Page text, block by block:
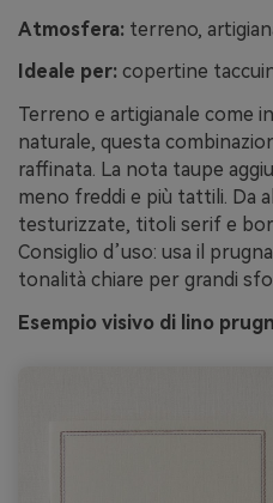
Atmosfera: terreno,
Ideale per: copertine
Terreno e artigianale come
naturale, questa
raffinata. La nota taupe
meno freddi e più tattili. Da
testurizzate, titoli serif e
Consiglio d’uso: usa il
tonalità chiare per grandi
Esempio visivo di lino